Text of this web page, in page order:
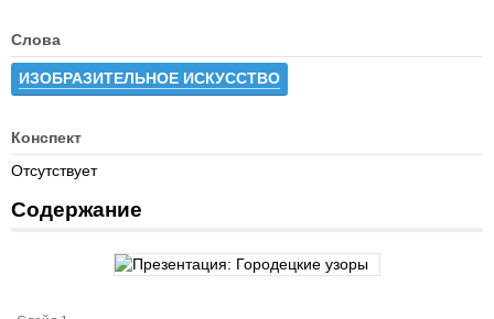
Слова
ИЗОБРАЗИТЕЛЬНОЕ ИСКУССТВО
Конспект
Отсутствует
Содержание